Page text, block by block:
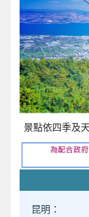
景點依四季及
昆明：